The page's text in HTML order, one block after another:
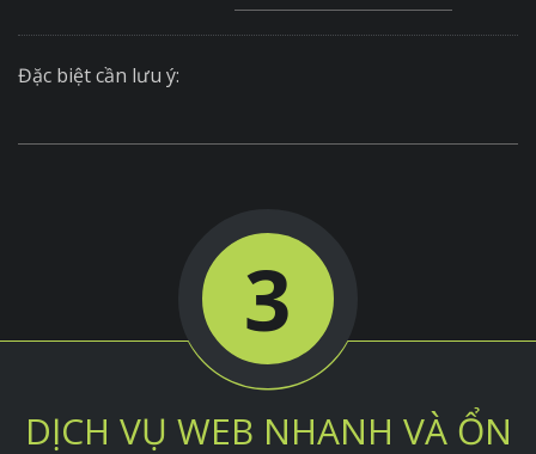
Đặc biệt cần lưu ý:
3
DỊCH VỤ WEB NHANH VÀ ỔN